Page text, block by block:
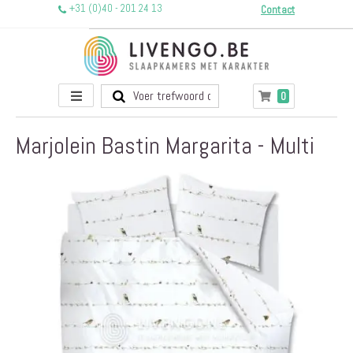
+31 (0)40 - 201 24 13 Contact
Toggle
Nav
Winkelwagen
0producten
Marjolein Bastin Margarita - Multi